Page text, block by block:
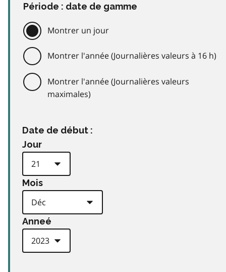
Période : date de gamme
Montrer un jour
Montrer l'année (Journalières valeurs à 16 h)
Montrer l'année (Journalières valeurs
maximales)
Date de début :
Jour
Mois
Anneé